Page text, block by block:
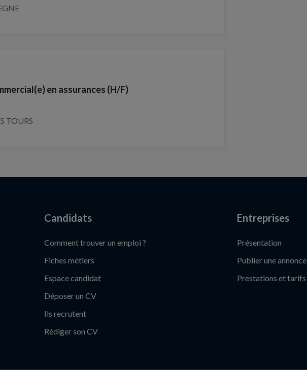
en assurances (H/F)
TOURS
Candidats
Comment trouver un emploi ?
Fiches métiers
Espace candidat
Déposer un CV
Ils recrutent
Rédiger son CV
Entreprises
Présentation
Publier une annonce
Prestations et tarifs